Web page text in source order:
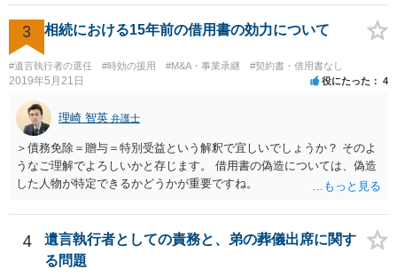
3 相続における15年前の借用書の効力について
#遺言執行者の選任 #時効の援用 #M&A・事業承継 #契約書・借用書なし
2019年5月21日 役にたった 4
理崎 智英 弁護士
＞債務免除＝贈与＝特別受益という解釈で宜しいでしょうか？ そのよ
うなご理解でよろしいかと存じます。 借用書の偽造については、偽造
した人物が特定できるかどうかが重要ですね。
4
遺言執行者としての責務と、弟の葬儀出席に関す
る問題